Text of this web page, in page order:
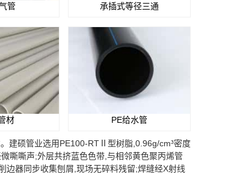
管 承插式等径三通
材 PE给水管
硕管业选用PE100-RTⅡ型树脂,0.96g/cm³密度
嘶嘶声;外层共挤蓝色色带,与相邻黄色聚丙烯管
边器同步收集刨屑,现场无碎料残留;焊缝经X射线